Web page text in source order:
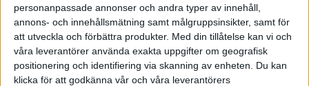
personanpassade annonser och andra typer av innehåll,
annons- och innehållsmätning samt målgruppsinsikter, samt för
att utveckla och förbättra produkter. Med din tillåtelse kan vi och
våra leverantörer använda exakta uppgifter om geografisk
positionering och identifiering via skanning av enheten. Du kan
klicka för att godkänna vår och våra leverantörers
kan legitimera sig vid förfrågan
att Ditt företags samtliga bi-bolag auktoriseras,
samt att Dina eventuella underentreprenörer
också ska följa många av dessa krav.